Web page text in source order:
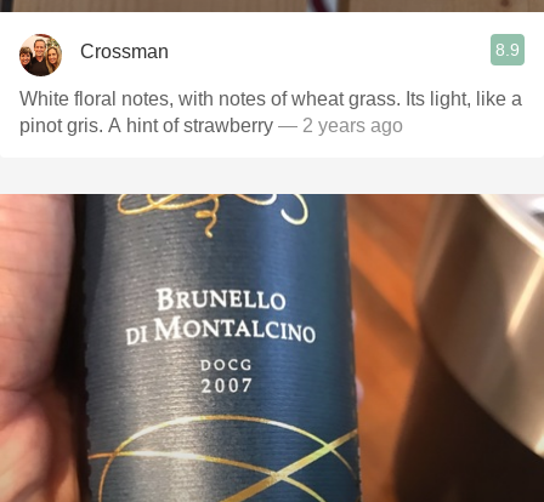
Crossman 8.9
White floral notes, with notes of wheat grass. Its light, like a
pinot gris. A hint of strawberry — 2 years ago